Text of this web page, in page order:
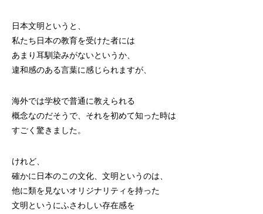
日本文明というと、
私たち日本の教育を受けた者には
あまり耳馴染みがないというか、
違和感のある言葉に感じられますが、
海外では学校で普通に教えられる
概念なのだそうで、それを初めて知った時は
すごく驚きました。
けれど、
確かに日本のこの文化、文明というのは、
他に類を見ないオリジナリティを持った
文明というにふさわしい存在感を